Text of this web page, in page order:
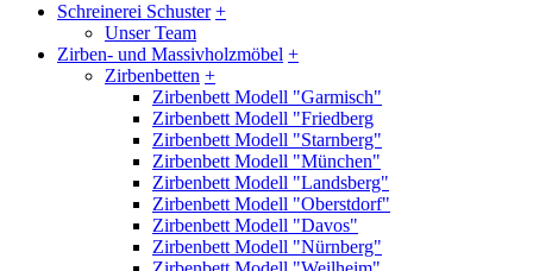
Schreinerei Schuster +
Unser Team
Zirben- und Massivholzmöbel +
Zirbenbetten +
Zirbenbett Modell "Garmisch"
Zirbenbett Modell "Friedberg
Zirbenbett Modell "Starnberg"
Zirbenbett Modell "München"
Zirbenbett Modell "Landsberg"
Zirbenbett Modell "Oberstdorf"
Zirbenbett Modell "Davos"
Zirbenbett Modell "Nürnberg"